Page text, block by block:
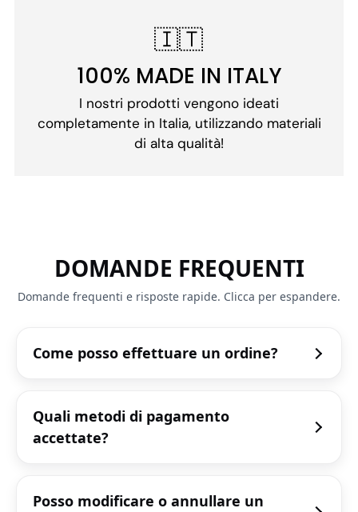
🇮🇹
100% MADE IN ITALY
I nostri prodotti vengono ideati
completamente in Italia, utilizzando materiali
di alta qualità!
DOMANDE FREQUENTI
Domande frequenti e risposte rapide. Clicca per espandere.
Come posso effettuare un ordine?
Quali metodi di pagamento
accettate?
Posso modificare o annullare un